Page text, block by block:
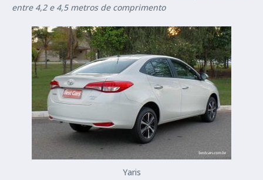
entre 4,2 e 4,5 metros de comprimento
Yaris